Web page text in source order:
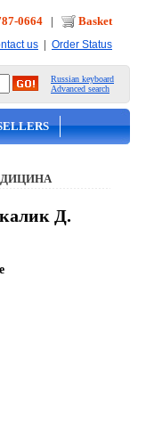
0664 | Basket
us | Order Status
Russian keyboard
Advanced search
Д.